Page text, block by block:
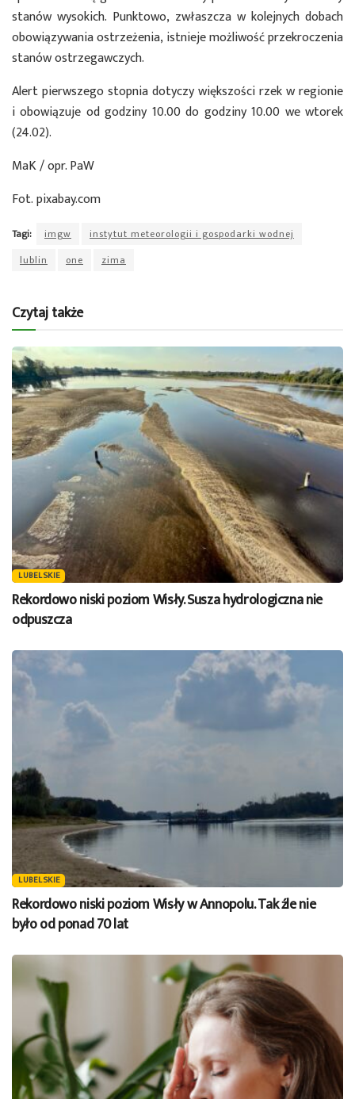
stanów wysokich. Punktowo, zwłaszcza w kolejnych dobach
obowiązywania ostrzeżenia, istnieje możliwość przekroczenia
stanów ostrzegawczych.
Alert pierwszego stopnia dotyczy większości rzek w regionie
i obowiązuje od godziny 10.00 do godziny 10.00 we wtorek
(24.02).
MaK / opr. PaW
Fot. pixabay.com
Tagi: imgw
instytut meteorologii i gospodarki wodnej
lublin
one zima
Czytaj także
LUBELSKIE
Rekordowo niski poziom Wisły. Susza hydrologiczna nie
odpuszcza
LUBELSKIE
Rekordowo niski poziom Wisły w Annopolu. Tak źle nie
było od ponad 70 lat